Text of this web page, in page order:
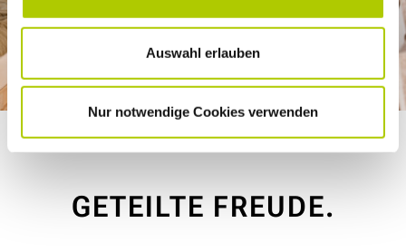
Auswahl erlauben
Nur notwendige Cookies verwenden
GETEILTE FREUDE.